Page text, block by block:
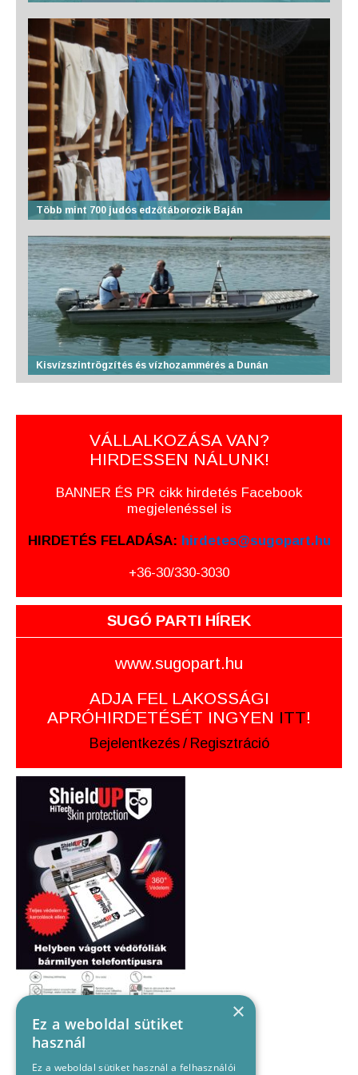
Több mint 700 judós edzőtáborozik Baján
Kisvízszintrögzítés és vízhozammérés a Dunán
VÁLLALKOZÁSA VAN?
HIRDESSEN NÁLUNK!
BANNER ÉS PR cikk hirdetés Facebook
megjelenéssel is
HIRDETÉS FELADÁSA: hirdetes@sugopart.hu
+36-30/330-3030
SUGÓ PARTI HÍREK
www.sugopart.hu
ADJA FEL LAKOSSÁGI
APRÓHIRDETÉSÉT INGYEN ITT!
Bejelentkezés / Regisztráció
×
Ez a weboldal sütiket
használ
Ez a weboldal sütiket használ a felhasználói